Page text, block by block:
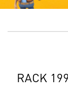
RACK